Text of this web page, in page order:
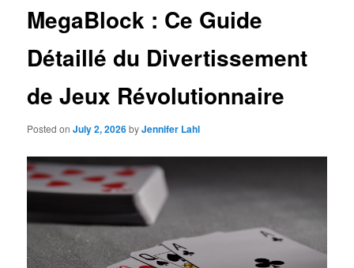
MegaBlock : Ce Guide
Détaillé du Divertissement
de Jeux Révolutionnaire
Posted onJuly 2, 2026byJennifer Lahl